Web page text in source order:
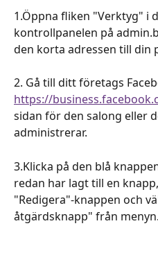
1.Öppna fliken "Verktyg" i
kontrollpanelen på
den korta adressen till din
2. Gå till ditt företags
https://
sidan för den salong eller
administrerar.
3.Klicka på den blå
redan har lagt till en
"Redigera"-knappen och
åtgärdsknapp" från menyn.